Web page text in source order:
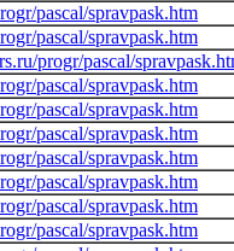
pascal/spravpask.htm
pascal/spravpask.htm
progr/pascal/
pascal/spravpask.htm
pascal/spravpask.htm
pascal/spravpask.htm
pascal/spravpask.htm
pascal/spravpask.htm
pascal/spravpask.htm
pascal/spravpask.htm